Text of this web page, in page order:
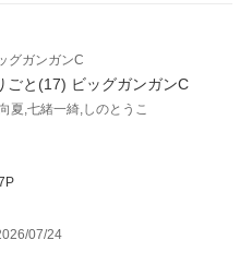
グガンガンC
ごと(17) ビッグガンガンC
夏,七緒一綺,しのとうこ
07/24